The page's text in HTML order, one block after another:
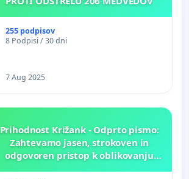
255 podpisov
8 Podpisi / 30 dni
7 Aug 2025
Prihodnost Križank - Odprto pismo:
Zahtevamo jasen, strokoven in
odgovoren pristop k oblikovanju